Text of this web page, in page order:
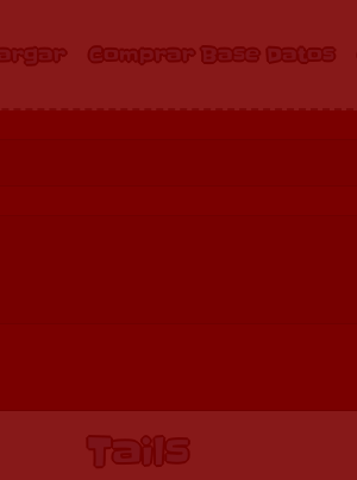
Comprar Base Datos
Tails